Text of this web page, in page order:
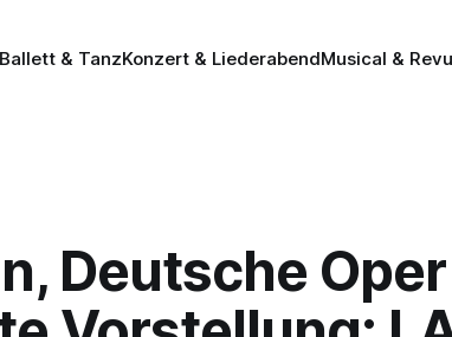
& TanzKonzert & LiederabendMusical &
Deutsche